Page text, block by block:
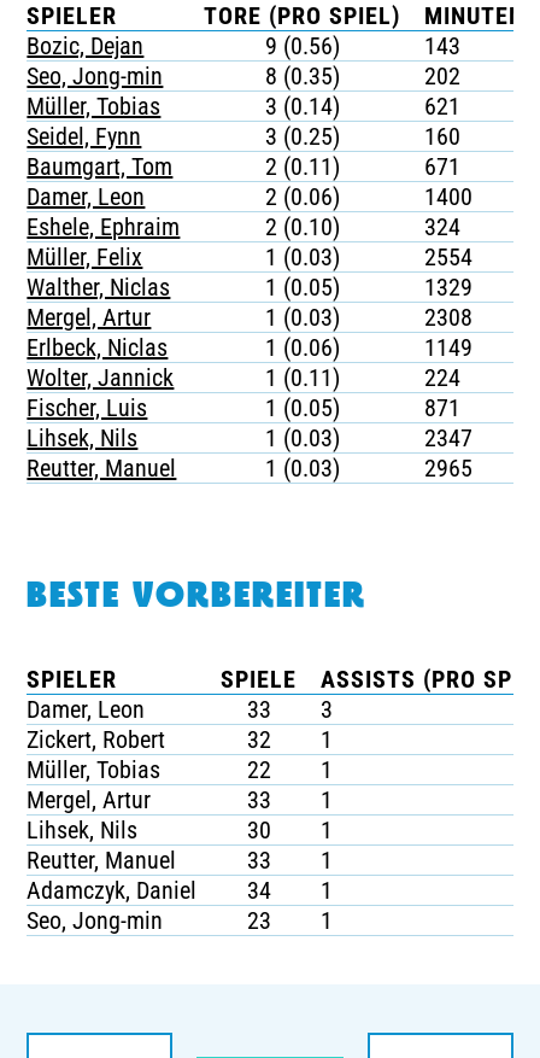
SPIELER TORE (PRO SPIEL)
MINUTEN
Bozic, Dejan
9 (0.56)
143
Seo, Jong-min
8 (0.35)
202
Müller, Tobias
3 (0.14)
621
Seidel, Fynn
3 (0.25)
160
Baumgart, Tom
2 (0.11)
671
Damer, Leon
2 (0.06)
1400
Eshele, Ephraim
2 (0.10)
324
Müller, Felix
1 (0.03)
2554
Walther, Niclas
1 (0.05)
1329
Mergel, Artur
1 (0.03)
2308
Erlbeck, Niclas
1 (0.06)
1149
Wolter, Jannick
1 (0.11)
224
Fischer, Luis
1 (0.05)
871
Lihsek, Nils
1 (0.03)
2347
Reutter, Manuel
1 (0.03) 2965
BESTE VORBEREITER
SPIELER SPIELE
ASSISTS (PRO
Damer, Leon
33
3
Zickert, Robert
32
1
Müller, Tobias
22
1
Mergel, Artur
33
1
Lihsek, Nils
30
1
Reutter, Manuel
33
1
Adamczyk, Daniel
34
1
Seo, Jong-min
23 1